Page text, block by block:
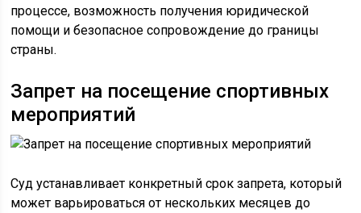
процессе, возможность получения юридической
помощи и безопасное сопровождение до границы
страны.
Запрет на посещение спортивных
мероприятий
Суд устанавливает конкретный срок запрета, который
может варьироваться от нескольких месяцев до